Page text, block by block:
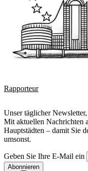
Rapporteur
Unser täglicher
Mit aktuellen Nachrichten
Hauptstädten – damit Sie
umsonst.
Geben Sie Ihre E-Mail ein
Abonnieren